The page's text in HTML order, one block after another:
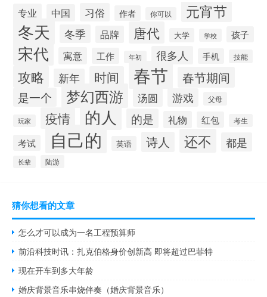
专业 中国 习俗 作者 你可以 元宵节
冬天 冬季 品牌 唐代 大学 学校 孩子
宋代 寓意 工作 年初 很多人 手机 技能
攻略 新年 时间 春节 春节期间
是一个 梦幻西游 汤圆 游戏 父母
玩家 疫情 的人 的是 礼物 红包 考生
考试 自己的 英语 诗人 还不 都是
长辈 陆游
猜你想看的文章
怎么才可以成为一名工程预算师
前沿科技时讯：扎克伯格身价创新高 即将超过巴菲特
现在开车到多大年龄
婚庆背景音乐串烧伴奏（婚庆背景音乐）